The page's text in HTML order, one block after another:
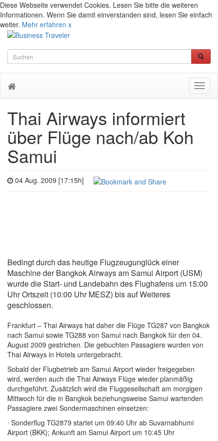
Diese Webseite verwendet Cookies. Lesen Sie bitte die weiteren
Informationen. Wenn Sie damit einverstanden sind, lesen Sie einfach
weiter. Mehr erfahren x
Thai Airways informiert
über Flüge nach/ab Koh
Samui
04 Aug. 2009 [17:15h]
Bedingt durch das heutige Flugzeugunglück einer
Maschine der Bangkok Airways am Samui Airport (USM)
wurde die Start- und Landebahn des Flughafens um 15:00
Uhr Ortszeit (10:00 Uhr MESZ) bis auf Weiteres
geschlossen.
Frankfurt – Thai Airways hat daher die Flüge TG287 von Bangkok
nach Samui sowie TG288 von Samui nach Bangkok für den 04.
August 2009 gestrichen. Die gebuchten Passagiere wurden von
Thai Airways in Hotels untergebracht.
Sobald der Flugbetrieb am Samui Airport wieder freigegeben
wird, werden auch die Thai Airways Flüge wieder planmäßig
durchgeführt. Zusätzlich wird die Fluggesellschaft am morgigen
Mittwoch für die in Bangkok beziehungsweise Samui wartenden
Passagiere zwei Sondermaschinen einsetzen:
· Sonderflug TG2879 startet um 09:40 Uhr ab Suvarnabhumi
Airport (BKK); Ankunft am Samui Airport um 10:45 Uhr